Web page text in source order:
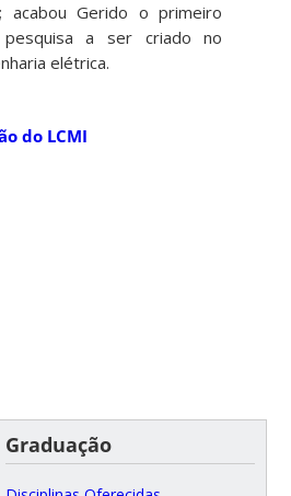
acabou Gerido o primeiro
a ser criado no
elétrica.
do LCMI
Graduação